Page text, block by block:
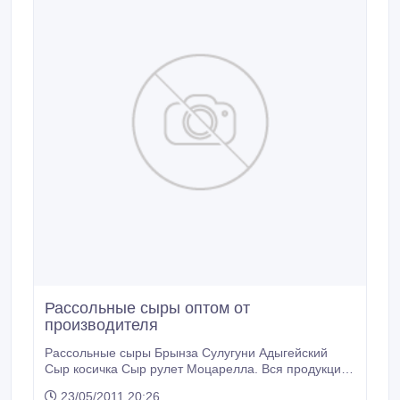
Рассольные сыры оптом от
производителя
Рассольные сыры Брынза Сулугуни Адыгейский
Сыр косичка Сыр рулет Моцарелла. Вся продукция
23/05/2011 20:26